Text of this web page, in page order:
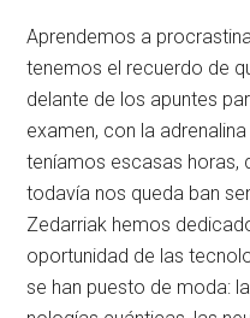
Aprendemos a
tenemos el recuerdo de
delante de los apuntes
examen, con la
teníamos escasas horas,
todavía nos queda­ ban
Zedarriak hemos
oportunidad de las
se han puesto de moda: